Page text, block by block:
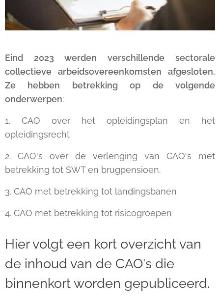
Eind 2023 werden verschillende sectorale
collectieve arbeidsovereenkomsten afgesloten.
Ze hebben betrekking op de volgende
onderwerpen:
1. CAO over het opleidingsplan en het
opleidingsrecht
2. CAO's over de verlenging van CAO's met
betrekking tot SWT en brugpensioen.
3. CAO met betrekking tot landingsbanen
4. CAO met betrekking tot risicogroepen
Hier volgt een kort overzicht van
de inhoud van de CAO's die
binnenkort worden gepubliceerd.